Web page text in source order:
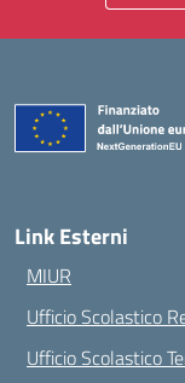
Link Esterni
MIUR
Ufficio Scolastico
Ufficio Scolastico